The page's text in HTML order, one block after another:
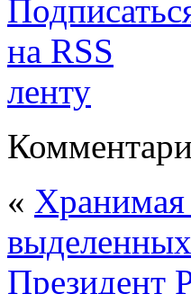
« Хранимая
Президент